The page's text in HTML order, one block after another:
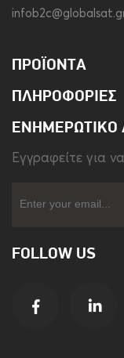
ΠΡΟΪΌΝΤΑ
ΠΛΗΡΟΦΟΡΊΕΣ
ΕΝΗΜΕΡΩΤΙΚΌ
Eγγραφείτε για
FOLLOW US